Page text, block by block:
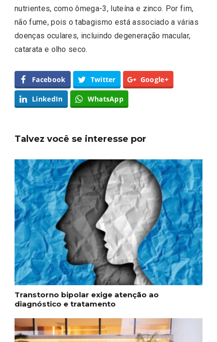
nutrientes, como ômega-3, luteína e zinco. Por fim,
não fume, pois o tabagismo está associado a várias
doenças oculares, incluindo degeneração macular,
catarata e olho seco.
Facebook Twitter Google+
LinkedIn WhatsApp
Talvez você se interesse por
Transtorno bipolar exige atenção ao
diagnóstico e tratamento